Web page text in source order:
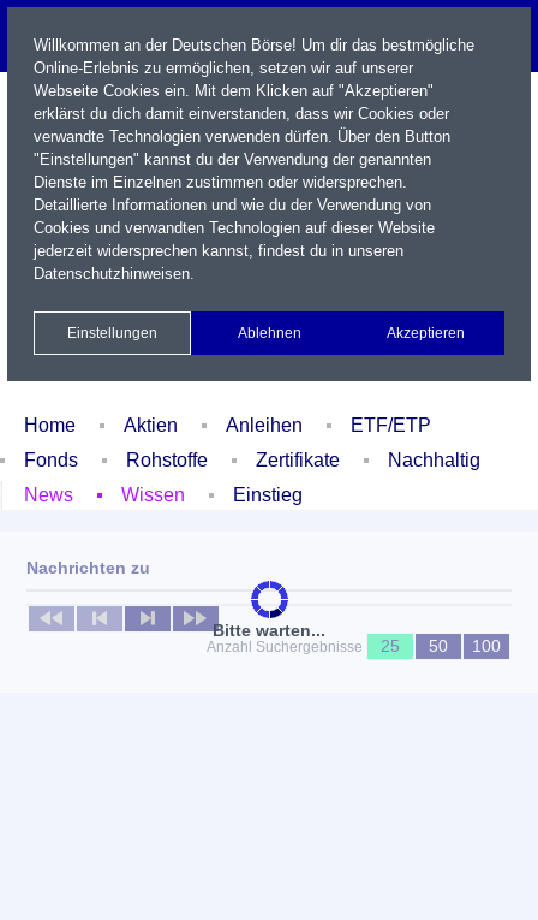
Name / WKN / ISIN / Kürzel
Xetra Realtime
Watchlist Portfolio Login
Home Aktien Anleihen
ETF/ETP
Fonds
Rohstoffe Zertifikate
Nachhaltig
News
Wissen Einstieg
Bitte warten...
Nachrichten zu
Keine News verfügbar
Anzahl Suchergebnisse
25 50 100
Willkommen an der Deutschen Börse! Um dir das bestmögliche
Online-Erlebnis zu ermöglichen, setzen wir auf unserer
Webseite Cookies ein. Mit dem Klicken auf "Akzeptieren"
erklärst du dich damit einverstanden, dass wir Cookies oder
verwandte Technologien verwenden dürfen. Über den Button
"Einstellungen" kannst du der Verwendung der genannten
Dienste im Einzelnen zustimmen oder widersprechen.
Detaillierte Informationen und wie du der Verwendung von
Cookies und verwandten Technologien auf dieser Website
jederzeit widersprechen kannst, findest du in unseren
Datenschutzhinweisen.
Einstellungen Ablehnen Akzeptieren